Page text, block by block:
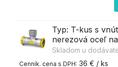
Typ: T-kus s
nerezová oceľ
Skladom u
36 € / ks